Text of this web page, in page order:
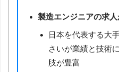
製造エンジニアの求
日本を代表する大
さいが業績と技術
肢が豊富